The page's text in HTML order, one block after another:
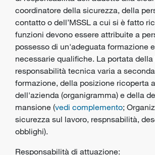
coordinatore della sicurezza, della
contatto o dell’MSSL a cui si è fatto
funzioni devono essere attribuite a
possesso di un'adeguata formazione
necessarie qualifiche. La portata della
responsabilità tecnica varia a
formazione, della posizione ricoperta
dell'azienda (organigramma) e della
mansione (vedi complemento;
sicurezza sul lavoro, respnsabilità,
obblighi).
Responsabilità di attuazione: